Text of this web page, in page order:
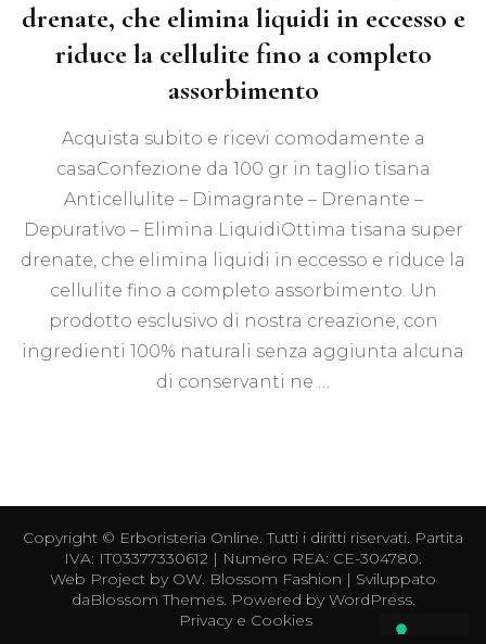
drenate, che elimina liquidi in eccesso e
riduce la cellulite fino a completo
assorbimento
Acquista subito e ricevi comodamente a
casaConfezione da 100 gr in taglio tisana
Anticellulite – Dimagrante – Drenante –
Depurativo – Elimina LiquidiOttima tisana super
drenate, che elimina liquidi in eccesso e riduce la
cellulite fino a completo assorbimento. Un
prodotto esclusivo di nostra creazione, con
ingredienti 100% naturali senza aggiunta alcuna
di conservanti ne …
Copyright © Erboristeria Online. Tutti i diritti riservati. Partita
IVA: IT03377330612 | Numero REA: CE-304780.
Web Project by OW. Blossom Fashion | Sviluppato
daBlossom Themes. Powered by WordPress.
Privacy e Cookies